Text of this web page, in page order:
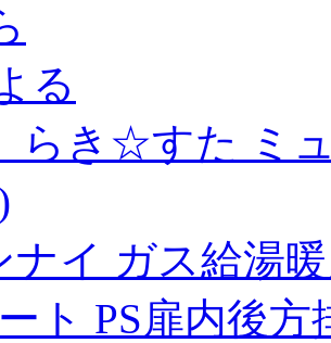
る
らき☆すた ミ
ナイ ガス給湯
ト PS扉内後方